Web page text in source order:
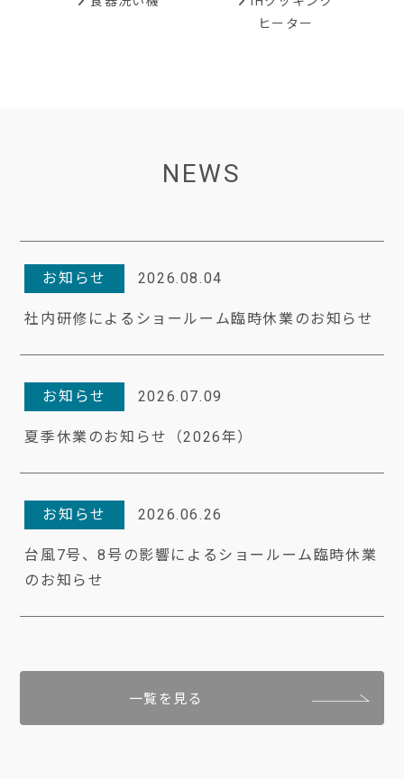
ヒーター
NEWS
お知らせ 2026.08.04
社内研修によるショールーム臨時休業のお知らせ
お知らせ 2026.07.09
夏季休業のお知らせ（2026年）
お知らせ 2026.06.26
台風7号、8号の影響によるショールーム臨時休業
のお知らせ
一覧を見る